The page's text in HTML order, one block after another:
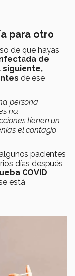
para otro
de que hayas
de
siguiente,
de ese
persona
no.
tienen un
el contagio
pacientes
días después
COVID
está